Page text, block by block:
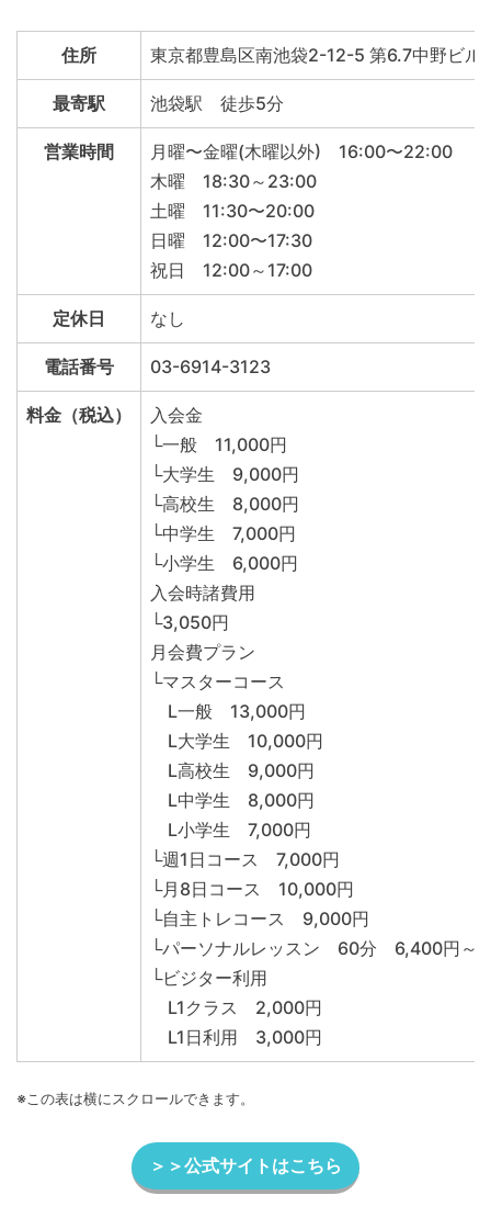
住所 東京都豊島区南池袋2-12-5 第6.7中野ビル
最寄駅 池袋駅 徒歩5分
営業時間
月曜〜金曜(木曜以外) 16:00〜22:00
木曜 18:30～23:00
土曜 11:30〜20:00
日曜 12:00〜17:30
祝日 12:00～17:00
定休日 なし
電話番号 03-6914-3123
料金（税込）
入会金
└一般 11,000円
└大学生 9,000円
└高校生 8,000円
└中学生 7,000円
└小学生 6,000円
入会時諸費用
└3,050円
月会費プラン
└マスターコース
L一般 13,000円
L大学生 10,000円
L高校生 9,000円
L中学生 8,000円
L小学生 7,000円
└週1日コース 7,000円
└月8日コース 10,000円
└自主トレコース 9,000円
└パーソナルレッスン 60分 6,400円～
└ビジター利用
L1クラス 2,000円
L1日利用 3,000円
※この表は横にスクロールできます。
＞＞公式サイトはこちら